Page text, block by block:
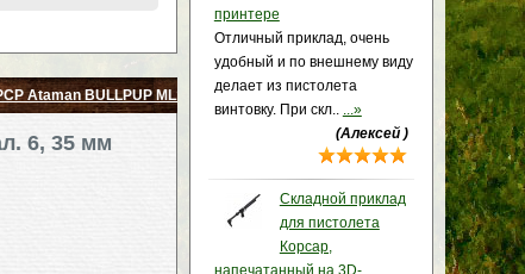
принтере
Отличный приклад, очень
удобный и по внешнему виду
делает из пистолета
винтовку. При скл.. ...»
(Алексей )
Складной приклад
для пистолета
Корсар,
напечатанный на 3D-
Ataman BULLPUP ML15 B16/RB кал. 6,35 мм
6, 35 мм